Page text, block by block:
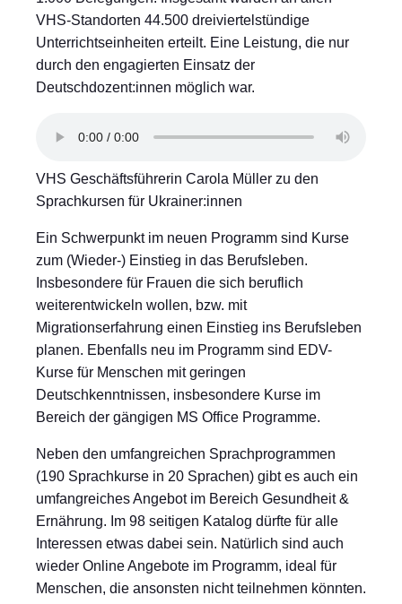
VHS-Standorten 44.500 dreiviertelstündige
Unterrichtseinheiten erteilt. Eine Leistung, die nur
durch den engagierten Einsatz der
Deutschdozent:innen möglich war.
VHS Geschäftsführerin Carola Müller zu den
Sprachkursen für Ukrainer:innen
Ein Schwerpunkt im neuen Programm sind Kurse
zum (Wieder-) Einstieg in das Berufsleben.
Insbesondere für Frauen die sich beruflich
weiterentwickeln wollen, bzw. mit
Migrationserfahrung einen Einstieg ins Berufsleben
planen. Ebenfalls neu im Programm sind EDV-
Kurse für Menschen mit geringen
Deutschkenntnissen, insbesondere Kurse im
Bereich der gängigen MS Office Programme.
Neben den umfangreichen Sprachprogrammen
(190 Sprachkurse in 20 Sprachen) gibt es auch ein
umfangreiches Angebot im Bereich Gesundheit &
Ernährung. Im 98 seitigen Katalog dürfte für alle
Interessen etwas dabei sein. Natürlich sind auch
wieder Online Angebote im Programm, ideal für
Menschen, die ansonsten nicht teilnehmen könnten.